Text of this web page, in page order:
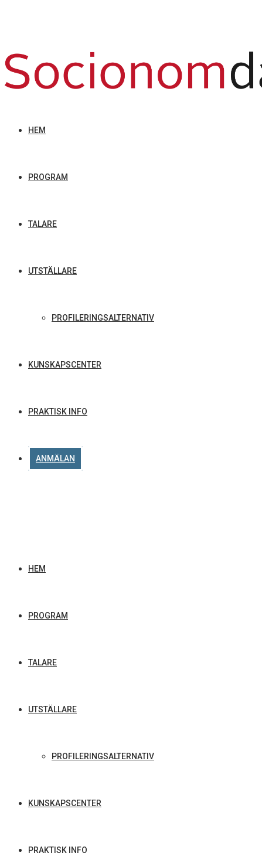
HEM
PROGRAM
TALARE
UTSTÄLLARE
PROFILERINGSALTERNATIV
KUNSKAPSCENTER
PRAKTISK INFO
ANMÄLAN
HEM
PROGRAM
TALARE
UTSTÄLLARE
PROFILERINGSALTERNATIV
KUNSKAPSCENTER
PRAKTISK INFO